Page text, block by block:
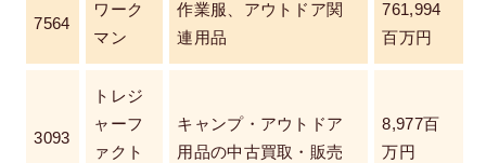
7564
ワーク
マン
作業服、アウトドア関
連用品
761,994
百万円
3093
トレジ
ャーフ
ァクト
キャンプ・アウトドア
用品の中古買取・販売
8,977百
万円